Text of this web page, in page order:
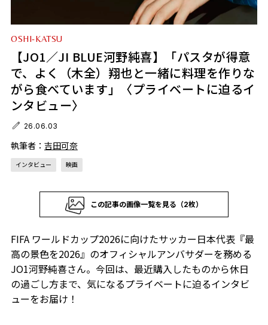
OSHI-KATSU
【JO1／JI BLUE河野純喜】「パスタが得意
で、よく（木全）翔也と一緒に料理を作りな
がら食べています」〈プライベートに迫るイ
ンタビュー〉
26.06.03
執筆者： 吉田可奈
インタビュー 映画
この記事の画像一覧を見る（2枚）
FIFA ワールドカップ2026に向けたサッカー日本代表『最
高の景色を2026』のオフィシャルアンバサダーを務める
JO1河野純喜さん。今回は、最近購入したものから休日
の過ごし方まで、気になるプライベートに迫るインタビ
ューをお届け！